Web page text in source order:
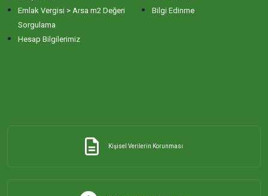
ERİKLİ MAHALLESİ
ESKİZİRAATLİ MAHALLESİ
HACI YUSUF MAHALLESİ
Emlak Vergisi > Arsa m2 Değeri
Sorgulama
Hesap Bilgilerimiz
Bilgi Edinme
Kişisel Verilerin Korunması